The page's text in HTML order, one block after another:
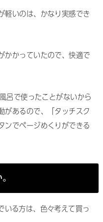
軽いのは、かなり実感でき
かかっていたので、快適で
で使ったことがないから
があるので、「タッチスク
ンでページめくりができる
る方は、色々考えて買っ